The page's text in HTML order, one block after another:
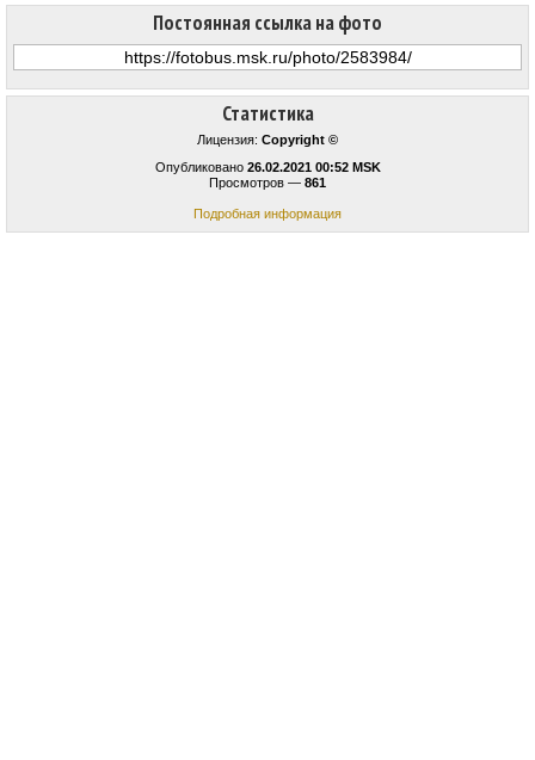
Статистика
Лицензия: Copyright ©
Опубликовано 26.02.2021 00:52 MSK
Просмотров — 861
Подробная информация
Постоянная ссылка на фото